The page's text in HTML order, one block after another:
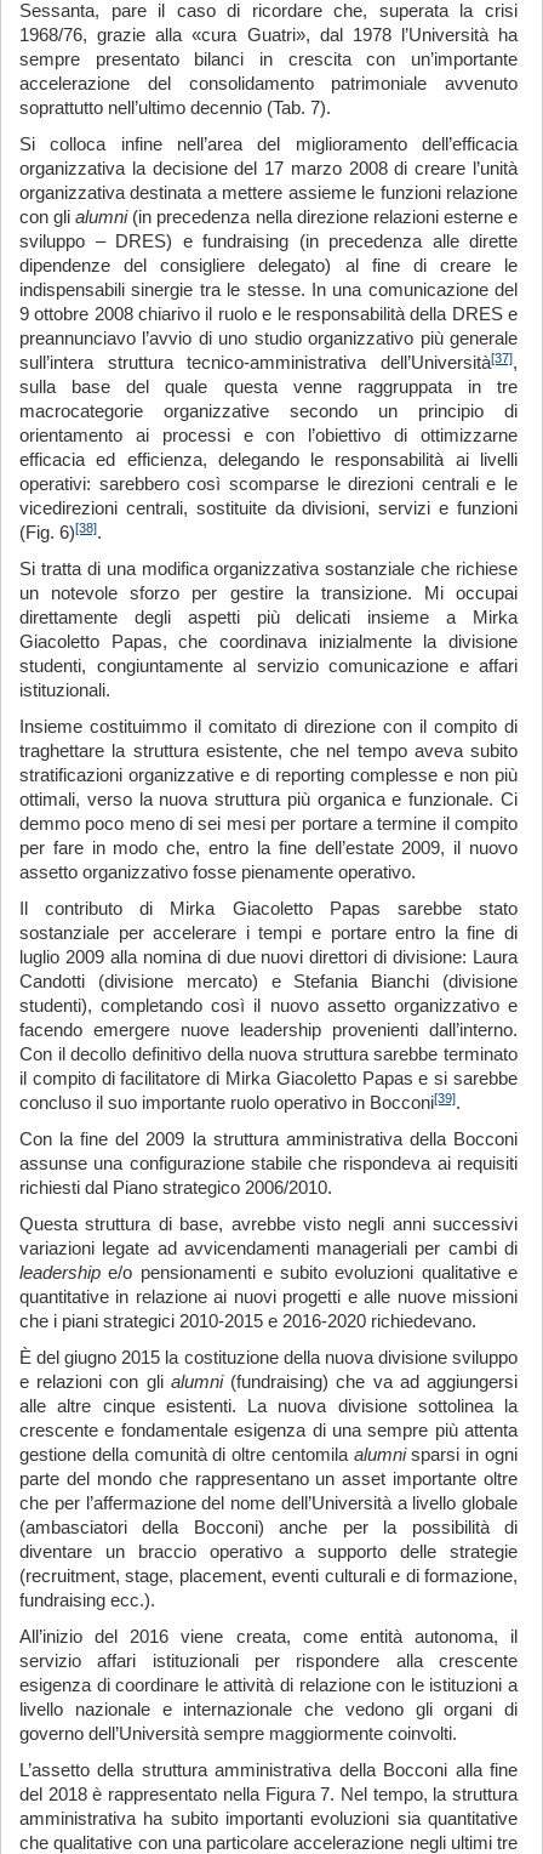
Sessanta, pare il caso di ricordare che, superata la crisi
1968/76, grazie alla «cura Guatri», dal 1978 l’Università ha
sempre presentato bilanci in crescita con un’importante
accelerazione del consolidamento patrimoniale avvenuto
soprattutto nell’ultimo decennio (Tab. 7).
Si colloca infine nell’area del miglioramento dell’efficacia
organizzativa la decisione del 17 marzo 2008 di creare l’unità
organizzativa destinata a mettere assieme le funzioni relazione
con glialumni(in precedenza nella direzione relazioni esterne e
sviluppo – DRES) e fundraising (in precedenza alle dirette
dipendenze del consigliere delegato) al fine di creare le
indispensabili sinergie tra le stesse. In una comunicazione del
9 ottobre 2008 chiarivo il ruolo e le responsabilità della DRES e
preannunciavo l’avvio di uno studio organizzativo più generale
sull’intera struttura tecnico-amministrativa dell’Università[37],
sulla base del quale questa venne raggruppata in tre
macrocategorie organizzative secondo un principio di
orientamento ai processi e con l’obiettivo di ottimizzarne
efficacia ed efficienza, delegando le responsabilità ai livelli
operativi: sarebbero così scomparse le direzioni centrali e le
vicedirezioni centrali, sostituite da divisioni, servizi e funzioni
(Fig. 6)[38].
Si tratta di una modifica organizzativa sostanziale che richiese
un notevole sforzo per gestire la transizione. Mi occupai
direttamente degli aspetti più delicati insieme a Mirka
Giacoletto Papas, che coordinava inizialmente la divisione
studenti, congiuntamente al servizio comunicazione e affari
istituzionali.
Insieme costituimmo il comitato di direzione con il compito di
traghettare la struttura esistente, che nel tempo aveva subito
stratificazioni organizzative e di reporting complesse e non più
ottimali, verso la nuova struttura più organica e funzionale. Ci
demmo poco meno di sei mesi per portare a termine il compito
per fare in modo che, entro la fine dell’estate 2009, il nuovo
assetto organizzativo fosse pienamente operativo.
Il contributo di Mirka Giacoletto Papas sarebbe stato
sostanziale per accelerare i tempi e portare entro la fine di
luglio 2009 alla nomina di due nuovi direttori di divisione: Laura
Candotti (divisione mercato) e Stefania Bianchi (divisione
studenti), completando così il nuovo assetto organizzativo e
facendo emergere nuove leadership provenienti dall’interno.
Con il decollo definitivo della nuova struttura sarebbe terminato
il compito di facilitatore di Mirka Giacoletto Papas e si sarebbe
concluso il suo importante ruolo operativo in Bocconi[39].
Con la fine del 2009 la struttura amministrativa della Bocconi
assunse una configurazione stabile che rispondeva ai requisiti
richiesti dal Piano strategico 2006/2010.
Questa struttura di base, avrebbe visto negli anni successivi
variazioni legate ad avvicendamenti manageriali per cambi di
leadership e/o pensionamenti e subito evoluzioni qualitative e
quantitative in relazione ai nuovi progetti e alle nuove missioni
che i piani strategici 2010-2015 e 2016-2020 richiedevano.
È del giugno 2015 la costituzione della nuova divisione sviluppo
e relazioni con gli alumni(fundraising) che va ad aggiungersi
alle altre cinque esistenti. La nuova divisione sottolinea la
crescente e fondamentale esigenza di una sempre più attenta
gestione della comunità di oltre centomila alumnisparsi in ogni
parte del mondo che rappresentano un asset importante oltre
che per l’affermazione del nome dell’Università a livello globale
(ambasciatori della Bocconi) anche per la possibilità di
diventare un braccio operativo a supporto delle strategie
(recruitment, stage, placement, eventi culturali e di formazione,
fundraising ecc.).
All’inizio del 2016 viene creata, come entità autonoma, il
servizio affari istituzionali per rispondere alla crescente
esigenza di coordinare le attività di relazione con le istituzioni a
livello nazionale e internazionale che vedono gli organi di
governo dell’Università sempre maggiormente coinvolti.
L’assetto della struttura amministrativa della Bocconi alla fine
del 2018 è rappresentato nella Figura 7. Nel tempo, la struttura
amministrativa ha subito importanti evoluzioni sia quantitative
che qualitative con una particolare accelerazione negli ultimi tre